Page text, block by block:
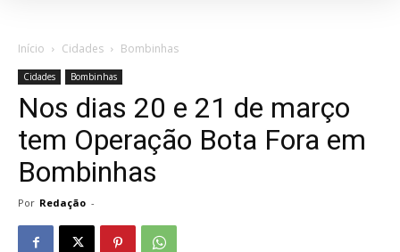
Início Cidades Bombinhas
Cidades Bombinhas
Nos dias 20 e 21 de março
tem Operação Bota Fora em
Bombinhas
Por Redação -